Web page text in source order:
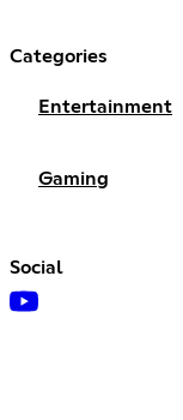
Categories
Entertainment
Gaming
Social